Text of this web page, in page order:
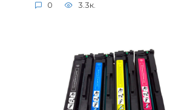
0 3.3к.